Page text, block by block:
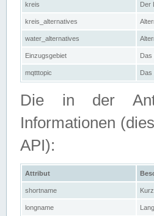
kreis Der
kreis_alternatives
water_alternatives
Einzugsgebiet Das
mqtttopic
Die in der
Informationen
API):
Attribut
shortname
longname